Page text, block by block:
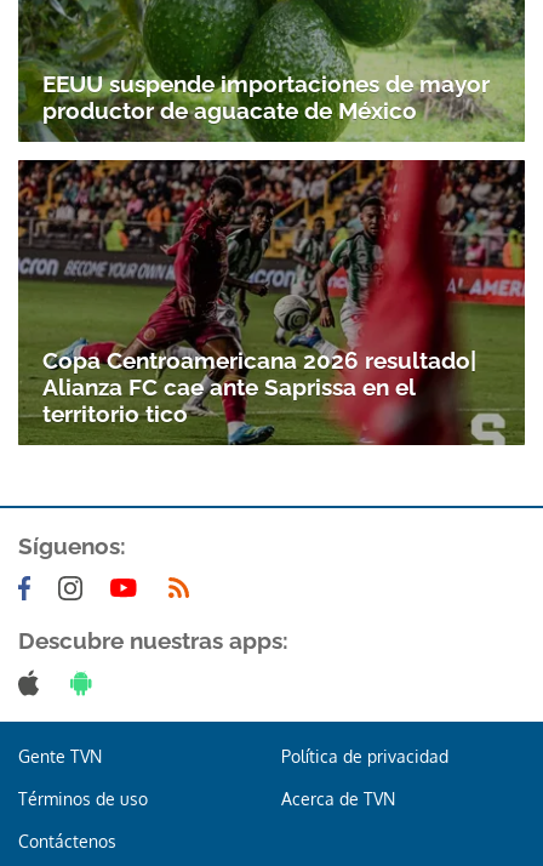
EEUU suspende importaciones de mayor
productor de aguacate de México
Copa Centroamericana 2026 resultado|
Alianza FC cae ante Saprissa en el
territorio tico
Síguenos:
Descubre nuestras apps:
Gente TVN Política de privacidad
Términos de uso Acerca de TVN
Contáctenos